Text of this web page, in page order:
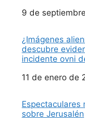
Fecha
9 de
¿Imágenes
descubre
incidente ovni
Fecha
11 de enero de
Espectaculares
sobre Jerusalén